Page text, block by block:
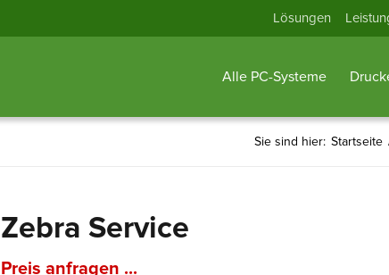
Lösungen
Alle PC-Systeme
Sie sind hier: Startseite
Zebra Service
Preis anfragen ...